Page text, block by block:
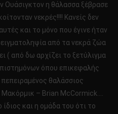
Ουάσιγκτον η θάλασσα ξέβρασε
νεκρές!!!! Κανείς δεν
και το μόνο που έγινε ήταν
από τα νεκρά ζώα
( από δω αρχίζει το ξετύλιγμα
όπου επικεφαλής
θαλάσσιος
– Brian McCormick….
και η ομάδα του ότι το